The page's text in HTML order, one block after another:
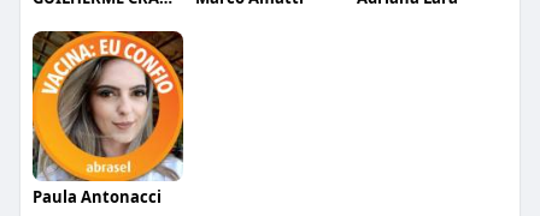
Paula Antonacci